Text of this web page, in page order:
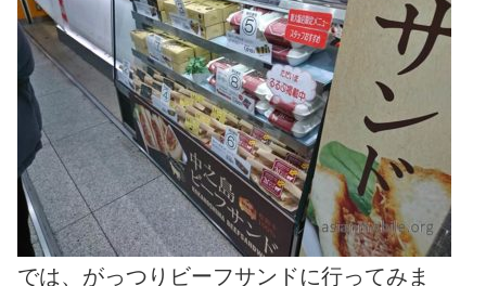
では、がっつりビーフサンドに行ってみま